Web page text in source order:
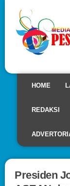
HOME
REDAKSI
Presiden